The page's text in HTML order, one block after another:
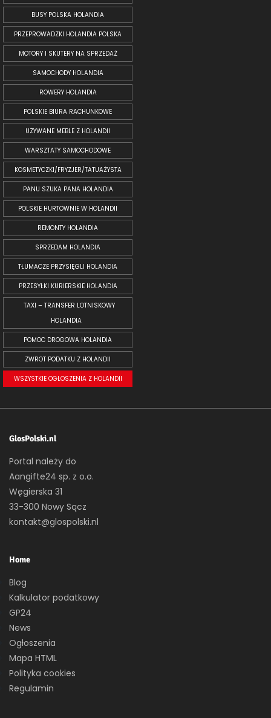
BUSY POLSKA HOLANDIA
PRZEPROWADZKI HOLANDIA POLSKA
MOTORY I SKUTERY NA SPRZEDAŻ
SAMOCHODY HOLANDIA
ROWERY HOLANDIA
POLSKIE BIURA RACHUNKOWE
UŻYWANE MEBLE Z HOLANDII
WARSZTATY SAMOCHODOWE
KOSMETYCZKI/FRYZJER/TATUAŻYSTA
PANU SZUKA PANA HOLANDIA
POLSKIE HURTOWNIE W HOLANDII
REMONTY HOLANDIA
SPRZEDAM HOLANDIA
TŁUMACZE PRZYSIĘGLI HOLANDIA
PRZESYŁKI KURIERSKIE HOLANDIA
TAXI – TRANSFER LOTNISKOWY
HOLANDIA
POMOC DROGOWA HOLANDIA
ZWROT PODATKU Z HOLANDII
WSZYSTKIE OGŁOSZENIA Z HOLANDII
GlosPolski.nl
Portal należy do
Aangifte24 sp. z o.o.
Węgierska 31
33-300 Nowy Sącz
kontakt@glospolski.nl
Home
Blog
Kalkulator podatkowy
GP24
News
Ogłoszenia
Mapa HTML
Polityka cookies
Regulamin